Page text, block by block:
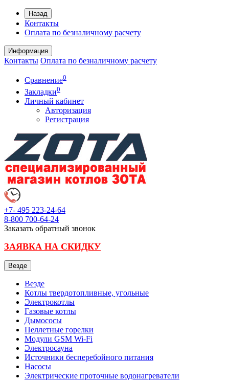
Назад
Контакты
Оплата по безналичному расчету
Информация
Контакты Оплата по безналичному расчету
Сравнение0
Закладки0
Личный кабинет
Авторизация
Регистрация
+7- 495 223-24-64
8-800 700-64-24
Заказать обратный звонок
ЗАЯВКА НА СКИДКУ
Везде
Везде
Котлы твердотопливные, угольные
Электрокотлы
Газовые котлы
Дымососы
Пеллетные горелки
Модули GSM Wi-Fi
Электросауна
Источники бесперебойного питания
Насосы
Электрические проточные водонагреватели